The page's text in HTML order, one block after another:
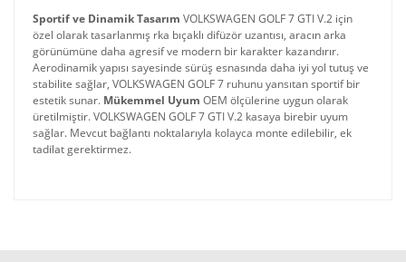
Sportif ve Dinamik Tasarım VOLKSWAGEN GOLF 7 GTI V.2 için
özel olarak tasarlanmış rka bıçaklı difüzör uzantısı, aracın arka
görünümüne daha agresif ve modern bir karakter kazandırır.
Aerodinamik yapısı sayesinde sürüş esnasında daha iyi yol tutuş ve
stabilite sağlar, VOLKSWAGEN GOLF 7 ruhunu yansıtan sportif bir
estetik sunar. Mükemmel Uyum OEM ölçülerine uygun olarak
üretilmiştir. VOLKSWAGEN GOLF 7 GTI V.2 kasaya birebir uyum
sağlar. Mevcut bağlantı noktalarıyla kolayca monte edilebilir, ek
tadilat gerektirmez.